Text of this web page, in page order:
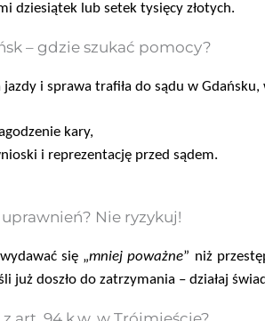
dziesiątek lub setek tysięcy złotych.
– gdzie szukać pomocy?
i sprawa trafiła do sądu w
kary,
i reprezentację przed sądem.
Nie ryzykuj!
się „mniej poważne” niż
już doszło do zatrzymania – działaj